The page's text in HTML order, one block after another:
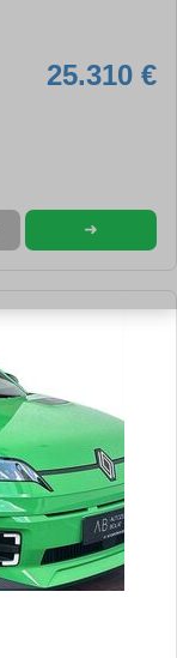
25.310 €
➜